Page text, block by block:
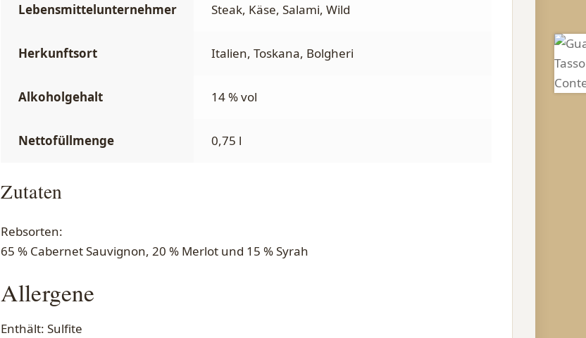
Lebensmittelunternehmer Steak, Käse, Salami, Wild
Herkunftsort Italien, Toskana, Bolgheri
Alkoholgehalt 14 % vol
Nettofüllmenge 0,75 l
Zutaten
Rebsorten:
65 % Cabernet Sauvignon, 20 % Merlot und 15 % Syrah
Allergene
Enthält: Sulfite